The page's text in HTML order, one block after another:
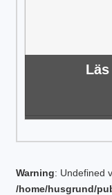
Warning: Undefined
/home/husgrund/